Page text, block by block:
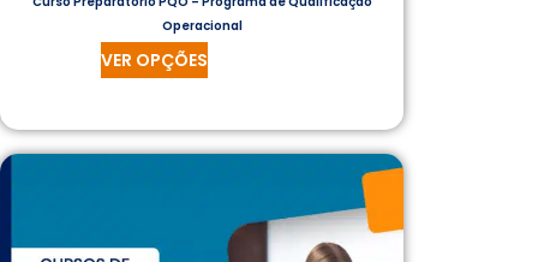
Operacional
VER OPÇÕES